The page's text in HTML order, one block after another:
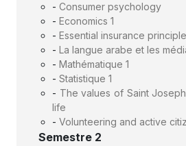
- Consumer psychology
- Economics 1
- Essential insurance
- La langue arabe et les
- Mathématique 1
- Statistique 1
- The values of Saint
life
- Volunteering and active
Semestre 2